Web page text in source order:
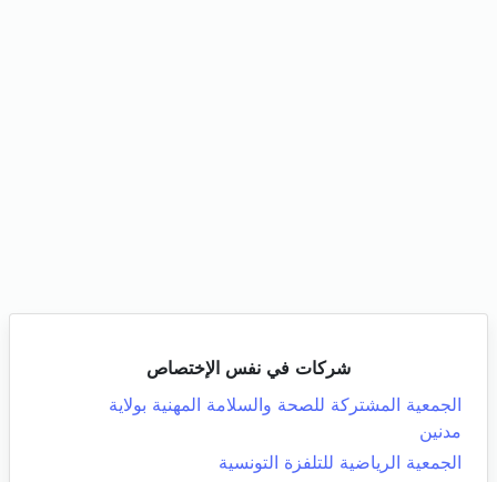
شركات في نفس الإختصاص
الجمعية المشتركة للصحة والسلامة المهنية بولاية
مدنين
الجمعية الرياضية للتلفزة التونسية